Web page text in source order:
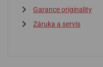
Garance originality
Záruka a servis